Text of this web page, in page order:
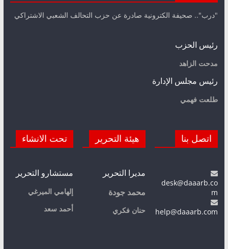
"درب".. صحيفة الكترونية صادرة عن حزب التحالف الشعبي الاشتراكي
رئيس الحزب
مدحت الزاهد
رئيس مجلس الإدارة
طلعت فهمي
اتصل بنا
desk@daaarb.co
m
help@daaarb.com
هيئة التحرير
مديرا التحرير
محمد جودة
حنان فكري
تحت الانشاء
مستشارو التحرير
إلهامي الميرغي
أحمد سعد